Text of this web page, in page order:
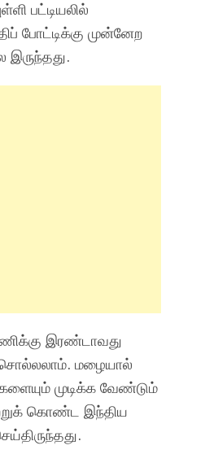
பட்டியலில்
போட்டிக்கு முன்னேற
இரண்டாவது
சொல்லலாம். மழையால்
முடிக்க வேண்டும்
கொண்ட இந்திய